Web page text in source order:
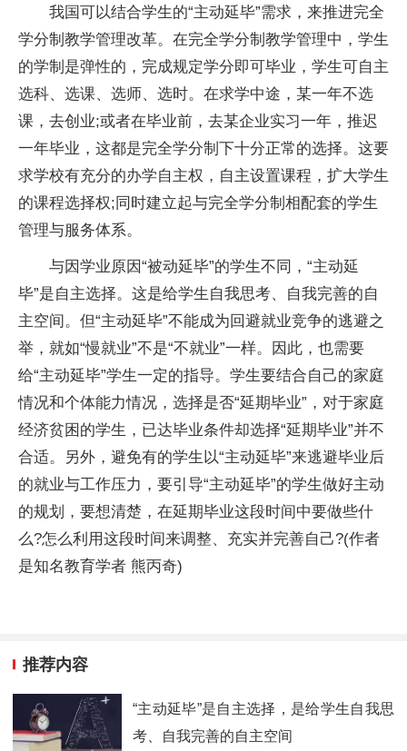
我国可以结合学生的“主动延毕”需求，来推进完全
学分制教学管理改革。在完全学分制教学管理中，学生
的学制是弹性的，完成规定学分即可毕业，学生可自主
选科、选课、选师、选时。在求学中途，某一年不选
课，去创业;或者在毕业前，去某企业实习一年，推迟
一年毕业，这都是完全学分制下十分正常的选择。这要
求学校有充分的办学自主权，自主设置课程，扩大学生
的课程选择权;同时建立起与完全学分制相配套的学生
管理与服务体系。
与因学业原因“被动延毕”的学生不同，“主动延
毕”是自主选择。这是给学生自我思考、自我完善的自
主空间。但“主动延毕”不能成为回避就业竞争的逃避之
举，就如“慢就业”不是“不就业”一样。因此，也需要
给“主动延毕”学生一定的指导。学生要结合自己的家庭
情况和个体能力情况，选择是否“延期毕业”，对于家庭
经济贫困的学生，已达毕业条件却选择“延期毕业”并不
合适。另外，避免有的学生以“主动延毕”来逃避毕业后
的就业与工作压力，要引导“主动延毕”的学生做好主动
的规划，要想清楚，在延期毕业这段时间中要做些什
么?怎么利用这段时间来调整、充实并完善自己?(作者
是知名教育学者 熊丙奇)
推荐内容
“主动延毕”是自主选择，是给学生自我思
考、自我完善的自主空间